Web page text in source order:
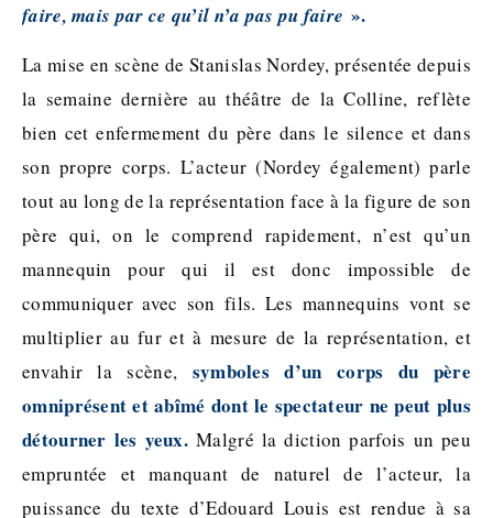
faire, mais par ce qu’il n’a pas pu faire ».
La mise en scène de Stanislas Nordey, présentée depuis
la semaine dernière au théâtre de la Colline, reflète
bien cet enfermement du père dans le silence et dans
son propre corps. L’acteur (Nordey également) parle
tout au long de la représentation face à la figure de son
père qui, on le comprend rapidement, n’est qu’un
mannequin pour qui il est donc impossible de
communiquer avec son fils. Les mannequins vont se
multiplier au fur et à mesure de la représentation, et
envahir la scène, symboles d’un corps du père
omniprésent et abîmé dont le spectateur ne peut plus
détourner les yeux. Malgré la diction parfois un peu
empruntée et manquant de naturel de l’acteur, la
puissance du texte d’Edouard Louis est rendue à sa